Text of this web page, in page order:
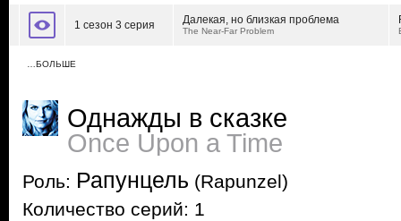
1 сезон 3 серия Далекая, но близкая проблема
The Near-Far Problem
…БОЛЬШЕ
Однажды в сказке
Once Upon a Time
Роль: Рапунцель (Rapunzel)
Количество серий: 1